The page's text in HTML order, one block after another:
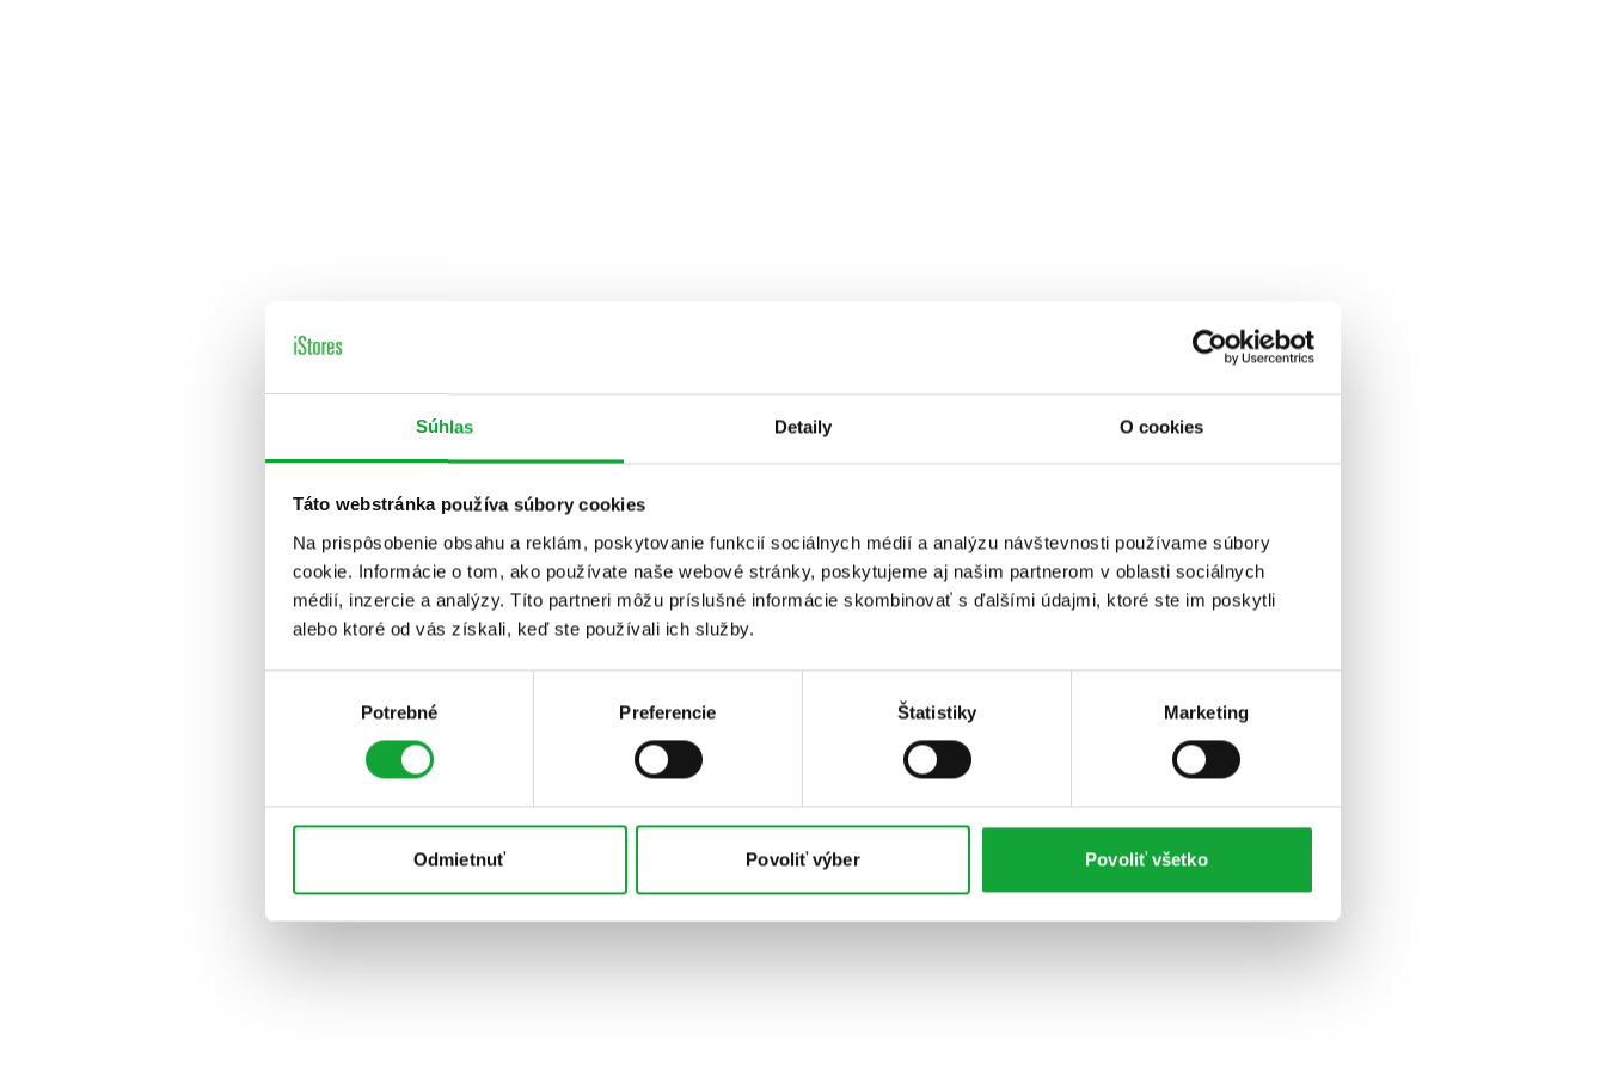
Súhlas Detaily O cookies
Táto webstránka používa súbory cookies
Na prispôsobenie obsahu a reklám, poskytovanie funkcií sociálnych médií a analýzu návštevnosti používame súbory
cookie. Informácie o tom, ako používate naše webové stránky, poskytujeme aj našim partnerom v oblasti sociálnych
médií, inzercie a analýzy. Títo partneri môžu príslušné informácie skombinovať s ďalšími údajmi, ktoré ste im poskytli
alebo ktoré od vás získali, keď ste používali ich služby.
Potrebné Preferencie Štatistiky Marketing
Odmietnuť Povoliť výber Povoliť všetko